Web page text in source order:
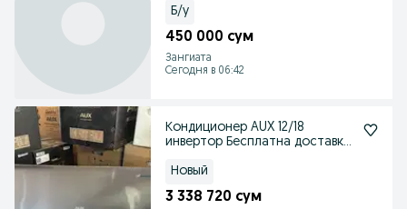
Б/у
450 000 сум
Зангиата
Сегодня в 06:42
Кондиционер AUX 12/18
инвертор Бесплатна доставка
Новый
3 338 720 сум